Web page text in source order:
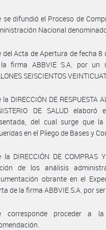
se difundió el Proceso de
Nacional
del Acta de Apertura de fecha
firma ABBVIE S.A. por un
SEISCIENTOS
la DIRECCIÓN DE RESPUESTA
DE SALUD
del cual surge que
en el Pliego de Bases y
la DIRECCIÓN DE COMPRAS
de los análisis
obrante en el
de la firma ABBVIE S.A. por
corresponde proceder a